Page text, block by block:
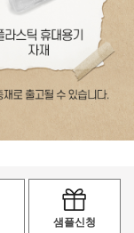
샘플신청